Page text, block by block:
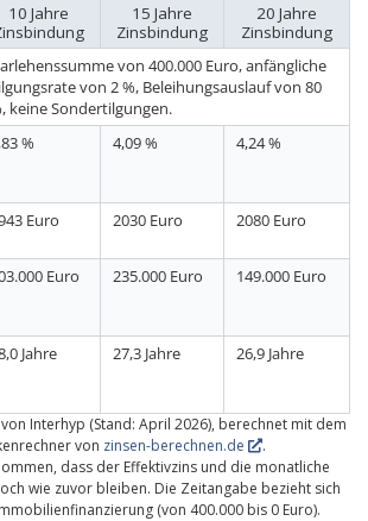
Interhyp (Stand: April 2026), berechnet mit dem
von zinsen-berechnen.de
.
dass der Effektivzins und die monatliche
wie zuvor bleiben. Die Zeitangabe bezieht sich
(von 400.000 bis 0 Euro).
10 Jahre
15 Jahre
Zinsbindung
20 Jahre
Zinsbindung
von 400.000 Euro, anfängliche
von 2 %, Beleihungsauslauf von 80
keine Sondertilgungen.
% 4,09 % 4,24 %
Euro 2030 Euro 2080 Euro
Euro 235.000 Euro 149.000 Euro
Jahre 27,3 Jahre 26,9 Jahre